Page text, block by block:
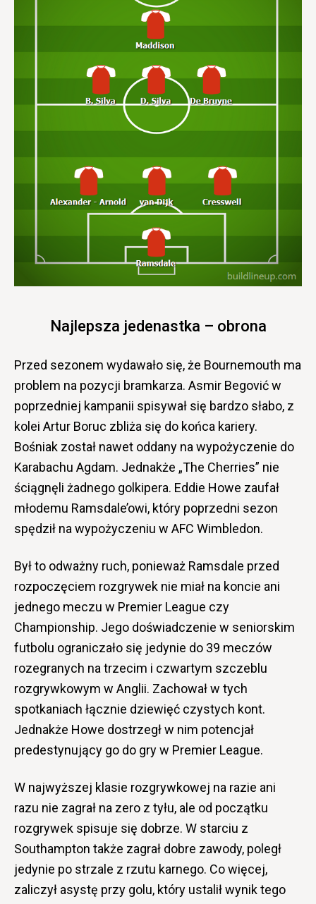
Najlepsza jedenastka – obrona
Przed sezonem wydawało się, że Bournemouth ma
problem na pozycji bramkarza. Asmir Begović w
poprzedniej kampanii spisywał się bardzo słabo, z
kolei Artur Boruc zbliża się do końca kariery.
Bośniak został nawet oddany na wypożyczenie do
Karabachu Agdam. Jednakże „The Cherries” nie
ściągnęli żadnego golkipera. Eddie Howe zaufał
młodemu Ramsdale’owi, który poprzedni sezon
spędził na wypożyczeniu w AFC Wimbledon.
Był to odważny ruch, ponieważ Ramsdale przed
rozpoczęciem rozgrywek nie miał na koncie ani
jednego meczu w Premier League czy
Championship. Jego doświadczenie w seniorskim
futbolu ograniczało się jedynie do 39 meczów
rozegranych na trzecim i czwartym szczeblu
rozgrywkowym w Anglii. Zachował w tych
spotkaniach łącznie dziewięć czystych kont.
Jednakże Howe dostrzegł w nim potencjał
predestynujący go do gry w Premier League.
W najwyższej klasie rozgrywkowej na razie ani
razu nie zagrał na zero z tyłu, ale od początku
rozgrywek spisuje się dobrze. W starciu z
Southampton także zagrał dobre zawody, poległ
jedynie po strzale z rzutu karnego. Co więcej,
zaliczył asystę przy golu, który ustalił wynik tego